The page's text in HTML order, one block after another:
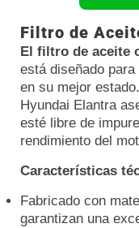
Filtro de
El filtro de aceite
está diseñado
en su mejor
Hyundai Elantra
esté libre de
rendimiento del
Características
Fabricado con
garantizan una